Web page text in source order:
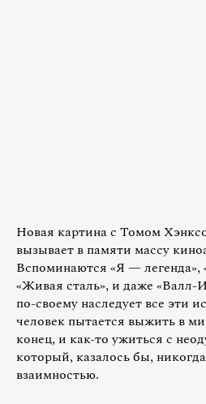
Новая картина с Томом
вызывает в памяти массу
Вспоминаются «Я — легенда»,
«Живая сталь», и даже «Валл-
по-своему наследует все эти
человек пытается выжить в
конец, и как-то ужиться с
который, казалось бы,
взаимностью.